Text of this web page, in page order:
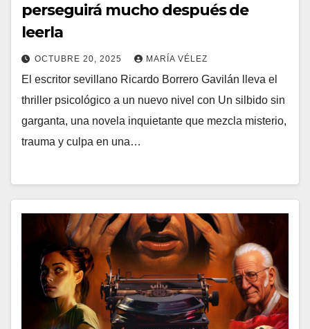
perseguirá mucho después de
leerla
OCTUBRE 20, 2025 MARÍA VÉLEZ
El escritor sevillano Ricardo Borrero Gavilán lleva el
thriller psicológico a un nuevo nivel con Un silbido sin
garganta, una novela inquietante que mezcla misterio,
trauma y culpa en una…